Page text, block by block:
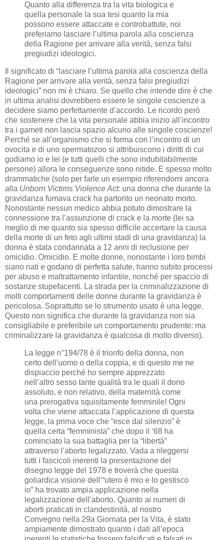
Quanto alla differenza tra la vita biologica e
quella personale la sua tesi quanto la mia
possono essere attaccate e controbattute, noi
preferiamo lasciare l’ultima parola alla coscienza
della Ragione per arrivare alla verità, senza falsi
pregiudizi ideologici.
Il significato di “lasciare l’ultima parola alla coscienza della
Ragione per arrivare alla verità, senza falsi pregiudizi
ideologici” non mi è chiaro. Se quello che intende dire è che
in ultima analisi dovrebbero essere le singole coscienze a
decidere siamo perfettamente d’accordo. Le ricordo però
che sostenere che la vita personale abbia inizio all’incontro
tra i gameti non lascia spazio alcuno alle singole coscienze!
Perché se all’organismo che si forma con l’incontro di un
ovocita e di uno spermatozoo si attribuiscono i diritti di cui
godiamo io e lei (e tutti quelli che sono indubitabilmente
persone) allora le conseguenze sono nitide. E spesso molto
drammatiche (solo per farle un esempio riferendomi ancora
alla Unborn Victims Violence Act: una donna che durante la
gravidanza fumava crack ha partorito un neonato morto.
Nonostante nessun medico abbia potuto dimostrare la
connessione tra l’assunzione di crack e la morte (lei sa
meglio di me quanto sia spesso difficile accertare la causa
della morte di un feto agli ultimi stadi di una gravidanza) la
donna è stata condannata a 12 anni di reclusione per
omicidio. Omicidio. E molte donne, nonostante i loro bimbi
siano nati e godano di perfetta salute, hanno subito processi
per abuso e maltrattamento infantile, nonché per spaccio di
sostanze stupefacenti. La strada per la criminalizzazione di
molti comportamenti delle donne durante la gravidanza è
pericolosa. Soprattutto se lo strumento usato è una legge.
Questo non significa che durante la gravidanza non sia
consigliabile e preferibile un comportamento prudente: ma
criminalizzare la gravidanza è qualcosa di molto diverso).
La legge n°194/78 è il trionfo della donna, non
certo dell’uomo o della coppia, e di questo me ne
dispiaccio perché ho sempre apprezzato
nell’altro sesso tante qualità tra le quali il dono
assoluto, e non relativo, della maternità come
una prerogativa squisitamente femminile! Ogni
volta che viene attaccata l’applicazione di questa
legge, la prima voce che “esce dal silenzio” è
quella certa “femminista” che dopo il ‘68 ha
cominciato la sua battaglia per la “libertà”
attraverso l’aborto legalizzato. Vada a rileggersi
tutti i fascicoli inerenti la presentazione del
disegno legge del 1978 e troverà che questa
goliardica visione dell’“utero è mio e lo gestisco
io” ha trovato ampia applicazione nella
legalizzazione dell’aborto. Quanto ai numeri di
aborti praticati in clandestinità, al nostro
Convegno nella 29a Giornata per la Vita, è stato
ampiamente dimostrato quanto i dati all’epoca